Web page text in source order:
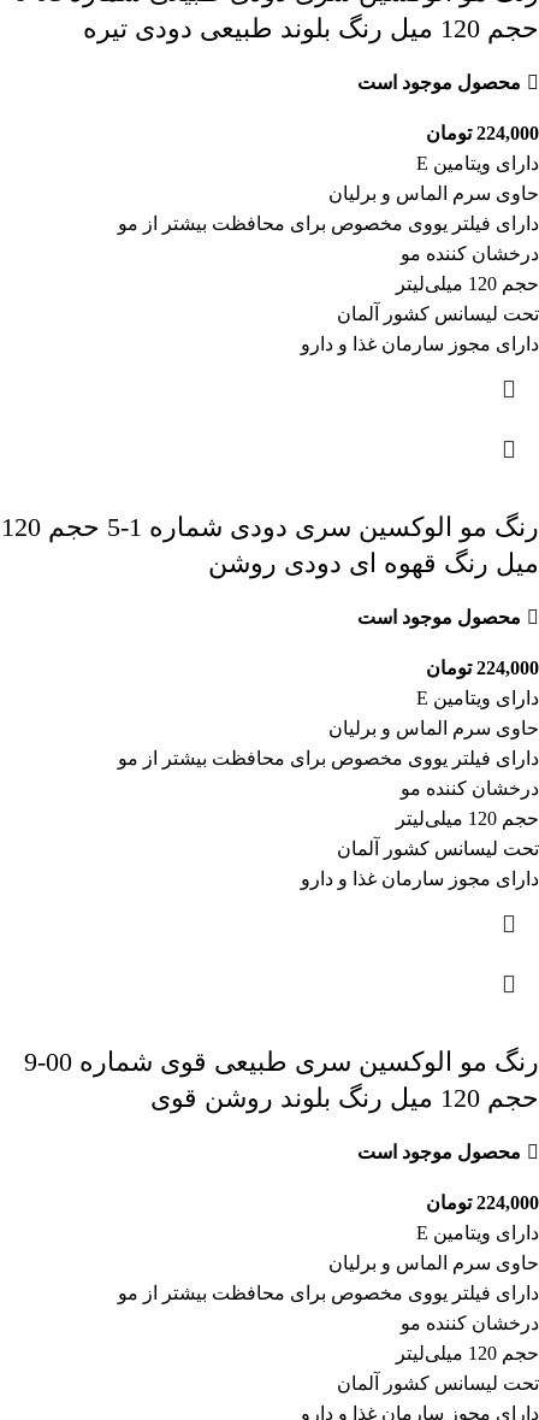
حجم 120 میل رنگ بلوند طبیعی دودی تیره
محصول موجود است
224,000 تومان
دارای ویتامین E
حاوی سرم الماس و برلیان
دارای فیلتر یووی مخصوص برای محافظت بیشتر از مو
درخشان کننده مو
حجم 120 میلی‌لیتر
تحت لیسانس کشور آلمان
دارای مجوز سارمان غذا و دارو
رنگ مو الوکسین سری دودی شماره 1-5 حجم 120
میل رنگ قهوه ای دودی روشن
محصول موجود است
224,000 تومان
دارای ویتامین E
حاوی سرم الماس و برلیان
دارای فیلتر یووی مخصوص برای محافظت بیشتر از مو
درخشان کننده مو
حجم 120 میلی‌لیتر
تحت لیسانس کشور آلمان
دارای مجوز سارمان غذا و دارو
رنگ مو الوکسین سری طبیعی قوی شماره 00-9
حجم 120 میل رنگ بلوند روشن قوی
محصول موجود است
224,000 تومان
دارای ویتامین E
حاوی سرم الماس و برلیان
دارای فیلتر یووی مخصوص برای محافظت بیشتر از مو
درخشان کننده مو
حجم 120 میلی‌لیتر
تحت لیسانس کشور آلمان
دارای مجوز سارمان غذا و دارو